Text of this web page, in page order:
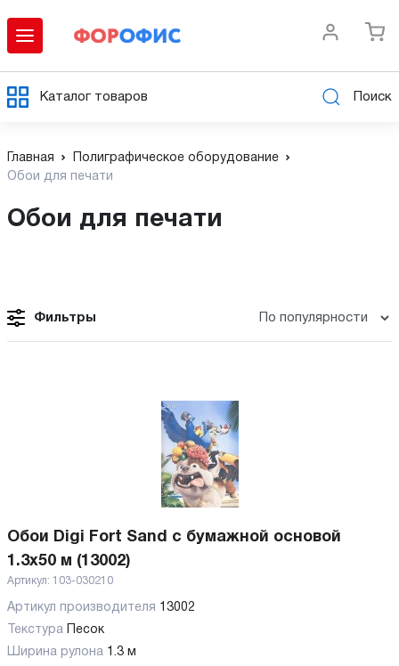
Каталог товаров Поиск
Главная
Полиграфическое оборудование
Обои для печати
Обои для печати
Фильтры
Обои Digi Fort Sand с бумажной основой
1.3x50 м (13002)
Артикул: 103-030210
Артикул производителя 13002
Текстура
Песок
Ширина рулона 1.3 м